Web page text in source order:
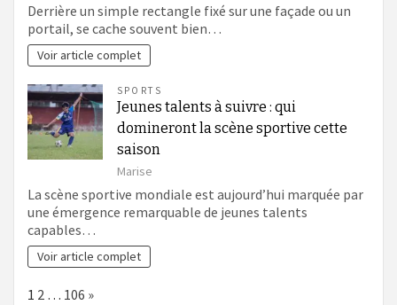
Derrière un simple rectangle fixé sur une façade ou un
portail, se cache souvent bien…
Voir article complet
SPORTS
Jeunes talents à suivre : qui
domineront la scène sportive cette
saison
Marise
La scène sportive mondiale est aujourd’hui marquée par
une émergence remarquable de jeunes talents
capables…
Voir article complet
Page:
1 2 … 106 Next
»